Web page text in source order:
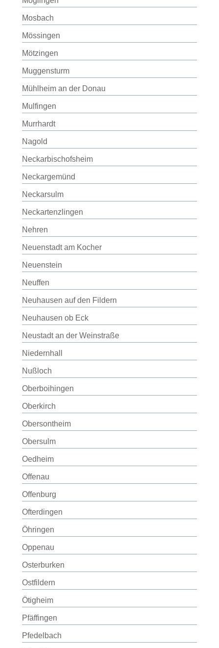
Mosbach
Mössingen
Mötzingen
Muggensturm
Mühlheim an der Donau
Mulfingen
Murrhardt
Nagold
Neckarbischofsheim
Neckargemünd
Neckarsulm
Neckartenzlingen
Nehren
Neuenstadt am Kocher
Neuenstein
Neuffen
Neuhausen auf den Fildern
Neuhausen ob Eck
Neustadt an der Weinstraße
Niedernhall
Nußloch
Oberboihingen
Oberkirch
Obersontheim
Obersulm
Oedheim
Offenau
Offenburg
Ofterdingen
Öhringen
Oppenau
Osterburken
Ostfildern
Ötigheim
Pfäffingen
Pfedelbach